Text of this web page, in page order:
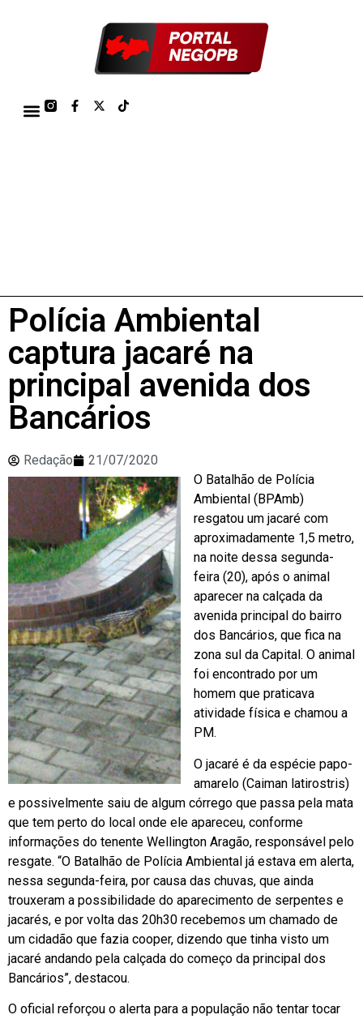
Polícia Ambiental
captura jacaré na
principal avenida dos
Bancários
Redação
21/07/2020
O Batalhão de Polícia
Ambiental (BPAmb)
resgatou um jacaré com
aproximadamente 1,5 metro,
na noite dessa segunda-
feira (20), após o animal
aparecer na calçada da
avenida principal do bairro
dos Bancários, que fica na
zona sul da Capital. O animal
foi encontrado por um
homem que praticava
atividade física e chamou a
PM.
O jacaré é da espécie papo-
amarelo (Caiman latirostris)
e possivelmente saiu de algum córrego que passa pela mata
que tem perto do local onde ele apareceu, conforme
informações do tenente Wellington Aragão, responsável pelo
resgate. “O Batalhão de Polícia Ambiental já estava em alerta,
nessa segunda-feira, por causa das chuvas, que ainda
trouxeram a possibilidade do aparecimento de serpentes e
jacarés, e por volta das 20h30 recebemos um chamado de
um cidadão que fazia cooper, dizendo que tinha visto um
jacaré andando pela calçada do começo da principal dos
Bancários”, destacou.
O oficial reforçou o alerta para a população não tentar tocar